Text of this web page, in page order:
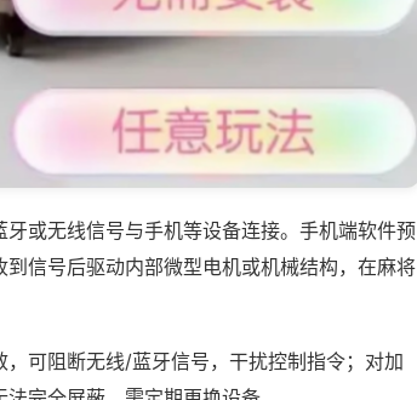
或无线信号与手机等设备连接。手机端软件预
信号后驱动内部微型电机或机械结构，在麻将
可阻断无线/蓝牙信号，干扰控制指令；对加